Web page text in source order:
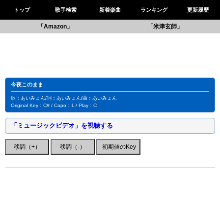
トップ 歌手検索 新着楽曲 ランキング 更新履歴
「Amazon」 「米津玄師」
今夜このまま
歌：あいみょん/詞：あいみょん/曲：あいみょん
Original Key：C# / Capo：1 / Play：C
「ミュージックビデオ」を視聴する